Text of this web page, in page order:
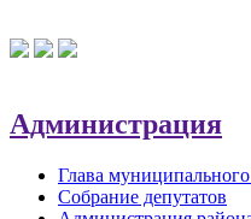
Администрация
Глава
Собрание депутатов